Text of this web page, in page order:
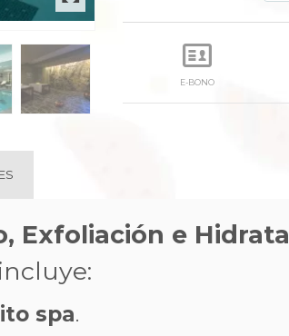
E-BONO
Exfoliación e
spa.